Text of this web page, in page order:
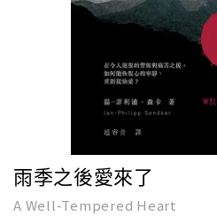
雨季之後愛來了
A Well-Tempered Heart